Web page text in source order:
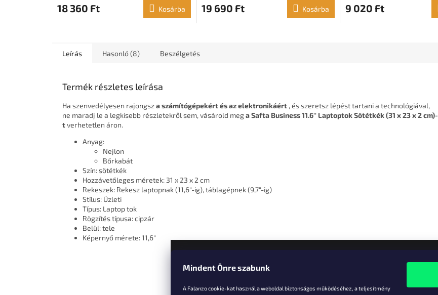
Mindent Önre szabunk
A Falanzo cookie-kat használ a weboldal biztonságos működéséhez, a teljesítmény
18 360 Ft Kosárba 19 690 Ft Kosárba 9 020 Ft
Leírás Hasonló (8) Beszélgetés
Termék részletes leírása
Ha szenvedélyesen rajongsza számítógépekért és az elektronikáért , és szeretsz lépést tartani a technológiával,
ne maradj le a legkisebb részletekről sem, vásárold mega Safta Business 11.6'' Laptoptok Sötétkék (31 x 23 x 2 cm)-
tverhetetlen áron.
Anyag:
Nejlon
Bőrkabát
Szín: sötétkék
Hozzávetőleges méretek: 31 x 23 x 2 cm
Rekeszek: Rekesz laptopnak (11,6"-ig), táblagépnek (9,7"-ig)
Stílus: Üzleti
Típus: Laptop tok
Rögzítés típusa: cipzár
Belül: tele
Képernyő mérete: 11,6"